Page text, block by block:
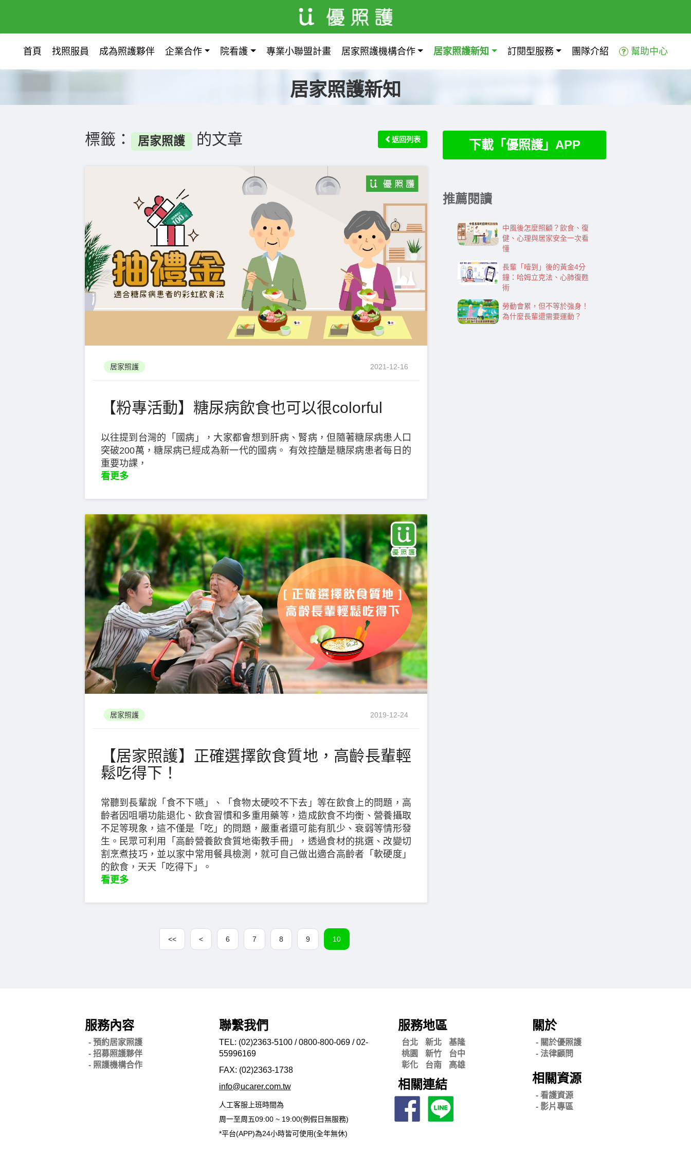
首頁 找照服員 成為照護夥伴 企業合作 院看護 專業小聯盟計畫 居家照護機構合作 居家照護新知 訂閱型服務 團隊介紹 幫助中心
居家照護新知
標籤： 居家照護 的文章 返回列表
居家照護 2021-12-16
【粉專活動】糖尿病飲食也可以很colorful
以往提到台灣的「國病」，大家都會想到肝病、腎病，但隨著糖尿病患人口
突破200萬，糖尿病已經成為新一代的國病。 有效控醣是糖尿病患者每日的
重要功課，
看更多
居家照護 2019-12-24
【居家照護】正確選擇飲食質地，高齡長輩輕
鬆吃得下！
常聽到長輩說「食不下嚥」、「食物太硬咬不下去」等在飲食上的問題，高
齡者因咀嚼功能退化、飲食習慣和多重用藥等，造成飲食不均衡、營養攝取
不足等現象，這不僅是「吃」的問題，嚴重者還可能有肌少、衰弱等情形發
生。民眾可利用「高齡營養飲食質地衛教手冊」，透過食材的挑選、改變切
割烹煮技巧，並以家中常用餐具檢測，就可自己做出適合高齡者「軟硬度」
的飲食，天天「吃得下」。
看更多
<< < 6 7 8 9 10
下載「優照護」APP
推薦閱讀
中風後怎麼照顧？飲食、復
健、心理與居家安全一次看
懂
長輩「噎到」後的黃金4分
鐘：哈姆立克法、心肺復甦
術
勞動會累，但不等於強身！
為什麼長輩還需要運動？
服務內容
- 預約居家照護
- 招募照護夥伴
- 照護機構合作
聯繫我們
TEL: (02)2363-5100 / 0800-800-069 / 02-
55996169
FAX: (02)2363-1738
info@ucarer.com.tw
人工客服上班時間為
周一至周五09:00 ~ 19:00(例假日無服務)
*平台(APP)為24小時皆可使用(全年無休)
服務地區
台北 新北
基隆
桃園
新竹
台中
彰化
台南 高雄
相關連結
關於
- 關於優照護
-法律顧問
相關資源
- 看護資源
- 影片專區